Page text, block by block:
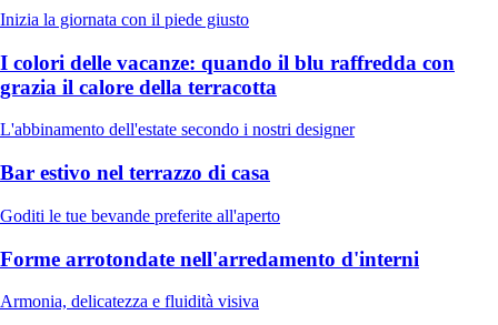
Inizia la giornata con il piede giusto
I colori delle vacanze: quando il blu raffredda con
grazia il calore della terracotta
L'abbinamento dell'estate secondo i nostri designer
Bar estivo nel terrazzo di casa
Goditi le tue bevande preferite all'aperto
Forme arrotondate nell'arredamento d'interni
Armonia, delicatezza e fluidità visiva